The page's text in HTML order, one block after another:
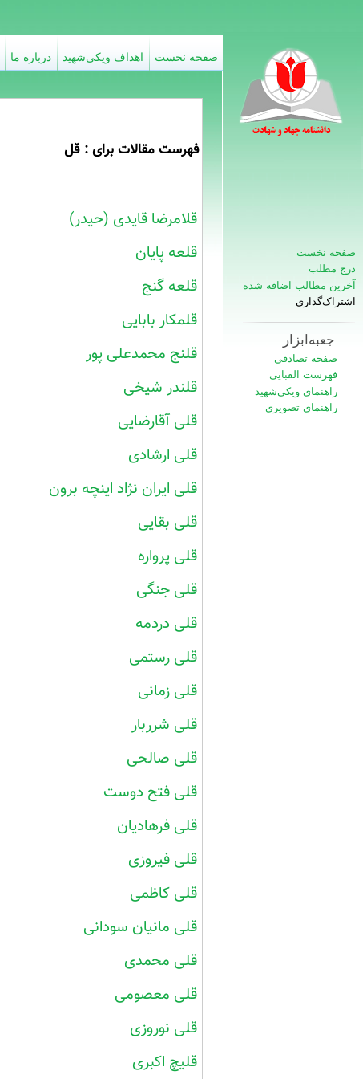
فهرست مقالات برای : قل
قلامرضا قایدی (حیدر)
قلعه پایان
قلعه‌ گنج
قلمکار بابایی
قلنج محمدعلی پور
قلندر شیخی
قلی آقارضایی
قلی ارشادی
قلی ایران نژاد اینچه برون
قلی بقایی
قلی پرواره
قلی جنگی
قلی دردمه
قلی رستمی
قلی زمانی
قلی شرربار
قلی صالحی
قلی فتح دوست
قلی فرهادیان
قلی فیروزی
قلی کاظمی
قلی مانیان سودانی
قلی محمدی
قلی معصومی
قلی نوروزی
قلیچ اکبری
درباره ما اهداف ویکی‌شهید صفحه نخست
صفحه نخست
درج مطلب
آخرین مطالب اضافه شده
اشتراک‌گذاری
جعبه‌ابزار
صفحه تصادفی
فهرست الفبایی
راهنمای ویکی‌شهید
راهنمای تصویری